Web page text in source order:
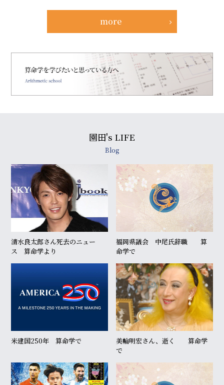
more
園田's LIFE
Blog
清水良太郎さん死去のニュー
ス 算命学より
福岡県議会 中尾氏辞職 算
命学で
米建国250年 算命学で
美輪明宏さん、逝く 算命学
で